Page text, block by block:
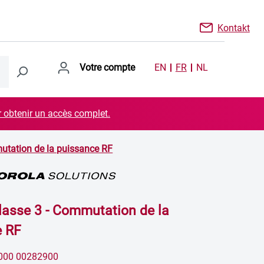
Kontakt
Votre compte EN FR NL
un accès complet.
de la puissance RF
3 - Commutation de la
RF
00282900